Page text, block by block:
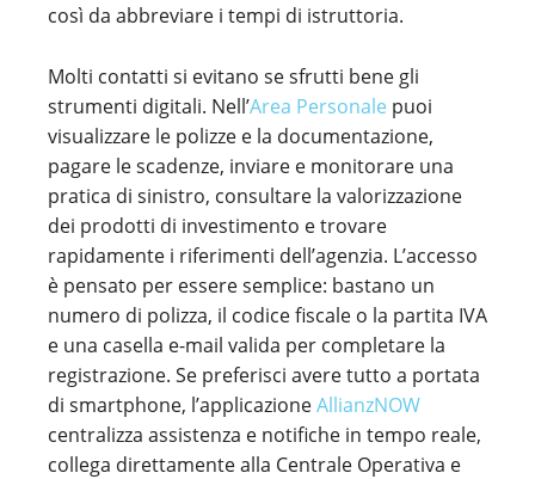
così da abbreviare i tempi di istruttoria.
Molti contatti si evitano se sfrutti bene gli
strumenti digitali. Nell’Area Personale puoi
visualizzare le polizze e la documentazione,
pagare le scadenze, inviare e monitorare una
pratica di sinistro, consultare la valorizzazione
dei prodotti di investimento e trovare
rapidamente i riferimenti dell’agenzia. L’accesso
è pensato per essere semplice: bastano un
numero di polizza, il codice fiscale o la partita IVA
e una casella e-mail valida per completare la
registrazione. Se preferisci avere tutto a portata
di smartphone, l’applicazioneAllianzNOW
centralizza assistenza e notifiche in tempo reale,
collega direttamente alla Centrale Operativa e